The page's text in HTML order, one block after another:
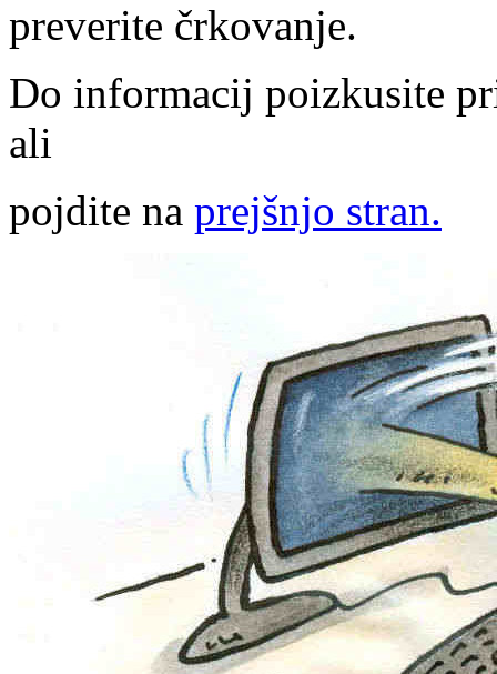
preverite črkovanje.
Do informacij poizkusite
ali
pojdite na prejšnjo stran.